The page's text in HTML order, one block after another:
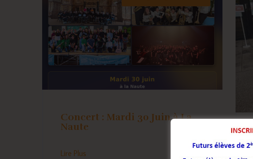
Concert : Mardi 30 Juin à La
Naute
Lire Plus